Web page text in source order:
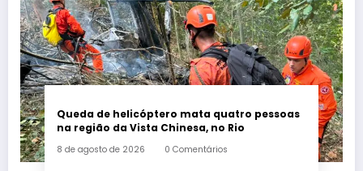
Queda de helicóptero mata quatro pessoas
na região da Vista Chinesa, no Rio
8 de agosto de 2026 0 Comentários